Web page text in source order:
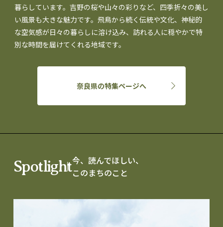
暮らしています。吉野の桜や山々の彩りなど、四季折々の美し
い風景も大きな魅力です。飛鳥から続く伝統や文化、神秘的
な空気感が日々の暮らしに溶け込み、訪れる人に穏やかで特
別な時間を届けてくれる地域です。
奈良県の特集ページへ
Spotlight今、読んでほしい、
このまちのこと